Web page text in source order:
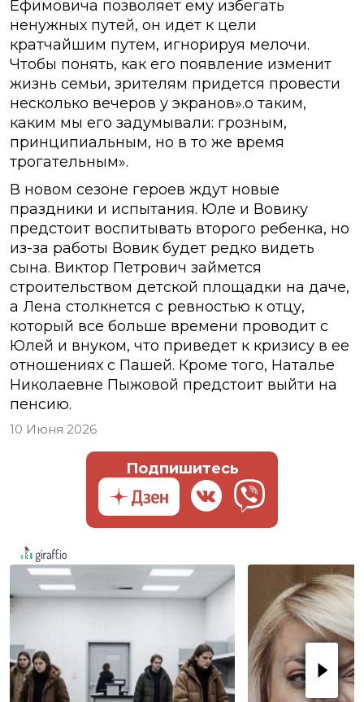
Ефимовича позволяет ему избегать
ненужных путей, он идет к цели
кратчайшим путем, игнорируя мелочи.
Чтобы понять, как его появление изменит
жизнь семьи, зрителям придется провести
несколько вечеров у экранов».о таким,
каким мы его задумывали: грозным,
принципиальным, но в то же время
трогательным».
В новом сезоне героев ждут новые
праздники и испытания. Юле и Вовику
предстоит воспитывать второго ребенка, но
из-за работы Вовик будет редко видеть
сына. Виктор Петрович займется
строительством детской площадки на даче,
а Лена столкнется с ревностью к отцу,
который все больше времени проводит с
Юлей и внуком, что приведет к кризису в ее
отношениях с Пашей. Кроме того, Наталье
Николаевне Пыжовой предстоит выйти на
пенсию.
10 Июня 2026
Подпишитесь